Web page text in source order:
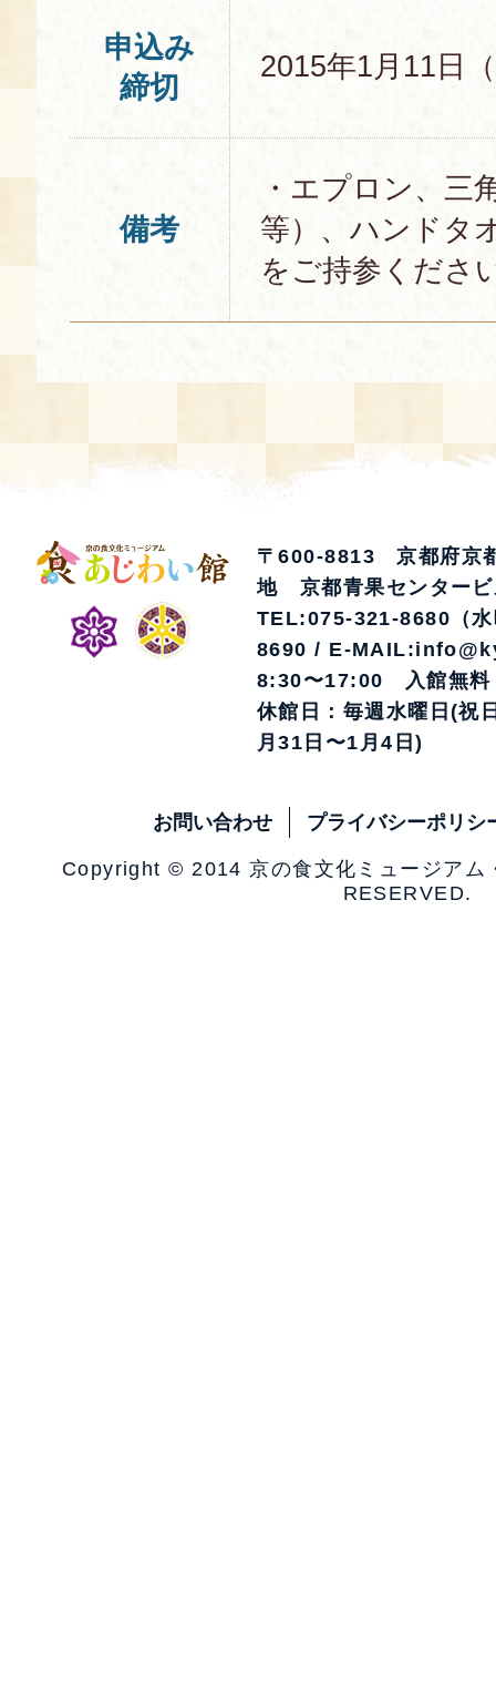
申込み
締切
2015年1月11日
備考
・エプロン、三
等）、ハンドタ
をご持参くださ
〒600-8813 京都府京
地 京都青果センタービ
TEL:075-321-8680（
8690 / E-
8:30〜17:00 入館無料
休館日：毎週水曜日(祝
月31日〜1月4日)
お問い合わせ プライバシーポリシ
Copyright © 2014 京の食文化ミュージア
RESERVED.